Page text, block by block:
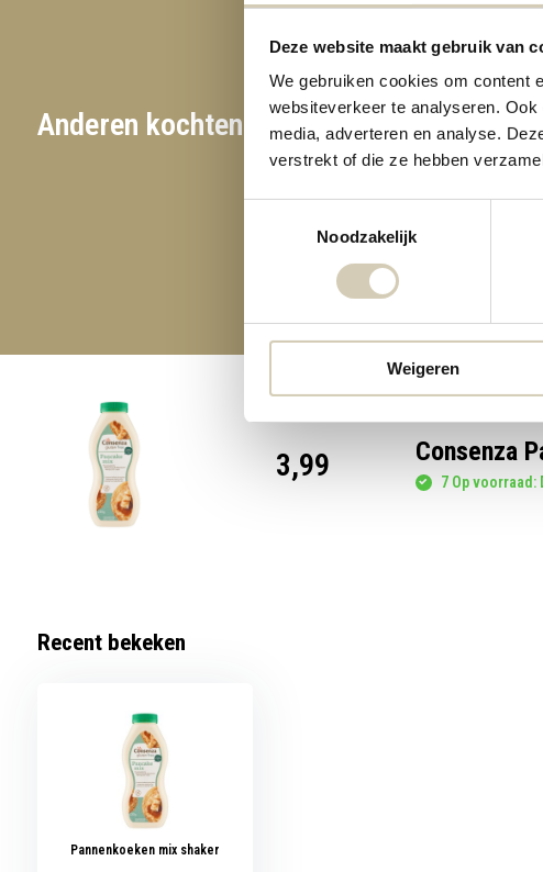
Deze website maakt gebruik van
We gebruiken cookies om content
websiteverkeer te analyseren.
media, adverteren en analyse.
verstrekt of die ze hebben
Noodzakelijk
Weigeren
Anderen kochten ook
3,99 Consenza
7 Op
Recent bekeken
Pannenkoeken mix shaker